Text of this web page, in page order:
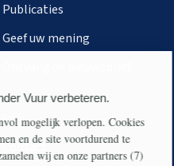
Publicaties
Geef uw mening
Info
Contact